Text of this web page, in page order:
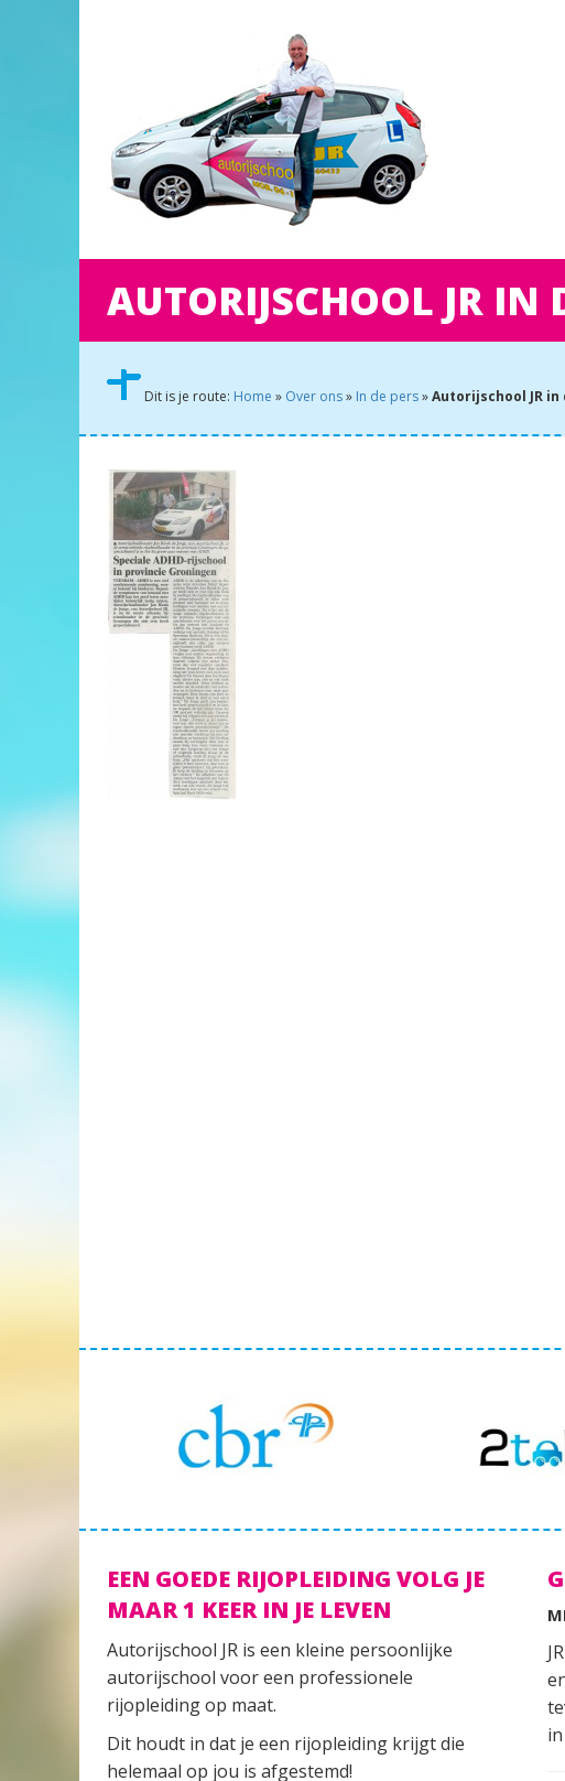
AUTORIJSCHOOL JR IN
Dit is je route: Home » Over ons» In de pers»Autorijschool JR in
EEN GOEDE RIJOPLEIDING VOLG JE
MAAR 1 KEER IN JE LEVEN
Autorijschool JR is een kleine persoonlijke
autorijschool voor een professionele
rijopleiding op maat.
Dit houdt in dat je een rijopleiding krijgt die
helemaal op jou is afgestemd!